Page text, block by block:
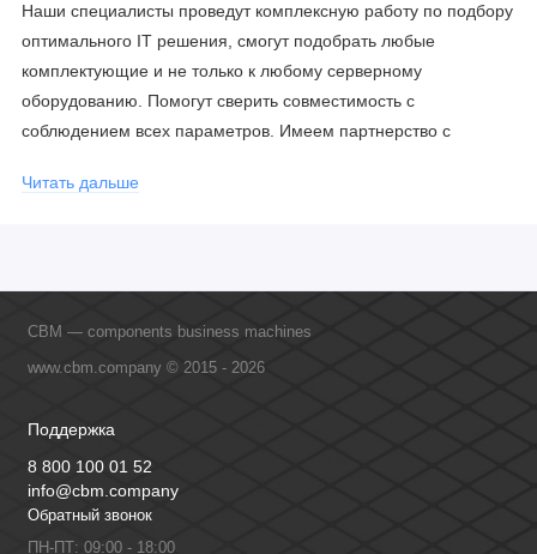
Наши специалисты проведут комплексную работу по подбору
оптимального IT решения, смогут подобрать любые
комплектующие и не только к любому серверному
оборудованию. Помогут сверить совместимость с
соблюдением всех параметров. Имеем партнерство с
обучение сотрудников, что позволяет исключить ошибки даже
Читать дальше
CBM — components business machines
www.cbm.company © 2015 - 2026
Поддержка
8 800 100 01 52
info@cbm.company
Обратный звонок
ПН-ПТ: 09:00 - 18:00